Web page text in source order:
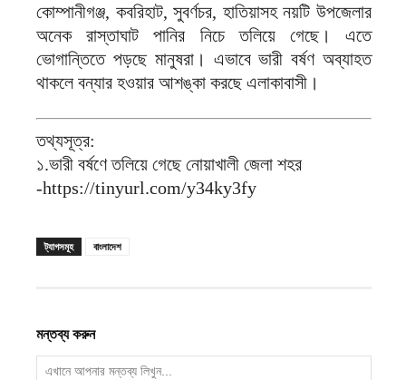
কোম্পানীগঞ্জ, কবরিহাট, সুবর্ণচর, হাতিয়াসহ নয়টি উপজেলার
অনেক রাস্তাঘাট পানির নিচে তলিয়ে গেছে। এতে
ভোগান্তিতে পড়ছে মানুষরা। এভাবে ভারী বর্ষণ অব্যাহত
থাকলে বন্যার হওয়ার আশঙ্কা করছে এলাকাবাসী।
তথ্যসূত্র:
১.ভারী বর্ষণে তলিয়ে গেছে নোয়াখালী জেলা শহর
-https://tinyurl.com/y34ky3fy
ট্যাগসমূহ বাংলাদেশ
মন্তব্য করুন